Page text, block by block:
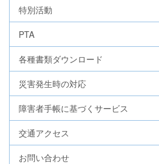
特別活動
PTA
各種書類ダウンロード
災害発生時の対応
障害者手帳に基づくサービス
交通アクセス
お問い合わせ